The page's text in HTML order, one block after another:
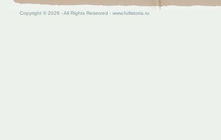
Copyright © 2026 - All Rights Reserved - www.fullistoria.ru